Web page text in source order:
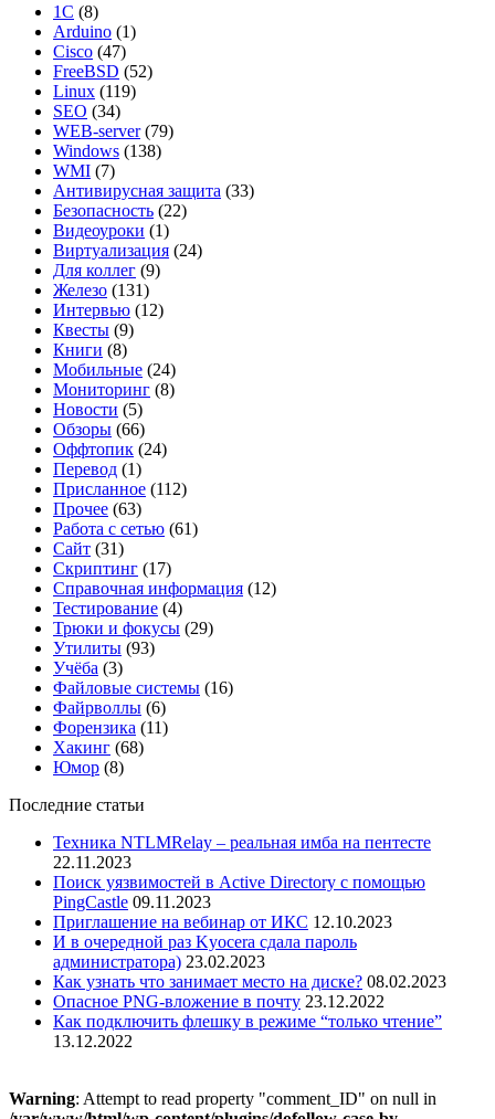
1С (8)
Arduino (1)
Cisco (47)
FreeBSD (52)
Linux (119)
SEO (34)
WEB-server(79)
Windows (138)
WMI (7)
Антивирусная защита (33)
Безопасность (22)
Видеоуроки (1)
Виртуализация (24)
Для коллег (9)
Железо (131)
Интервью (12)
Квесты (9)
Книги (8)
Мобильные (24)
Мониторинг (8)
Новости (5)
Обзоры (66)
Оффтопик (24)
Перевод (1)
Присланное (112)
Прочее (63)
Работа с сетью (61)
Сайт (31)
Скриптинг (17)
Справочная информация (12)
Тестирование (4)
Трюки и фокусы (29)
Утилиты (93)
Учёба (3)
Файловые системы (16)
Файрволлы (6)
Форензика (11)
Хакинг (68)
Юмор (8)
Последние статьи
Техника NTLMRelay – реальная имба на пентесте
22.11.2023
Поиск уязвимостей в Active Directory с помощью
PingCastle 09.11.2023
Приглашение на вебинар от ИКС 12.10.2023
И в очередной раз Kyocera сдала пароль
администратора) 23.02.2023
Как узнать что занимает место на диске? 08.02.2023
Опасное PNG-вложение в почту 23.12.2022
Как подключить флешку в режиме “только чтение”
13.12.2022
Warning: Attempt to read property "comment_ID" on null in